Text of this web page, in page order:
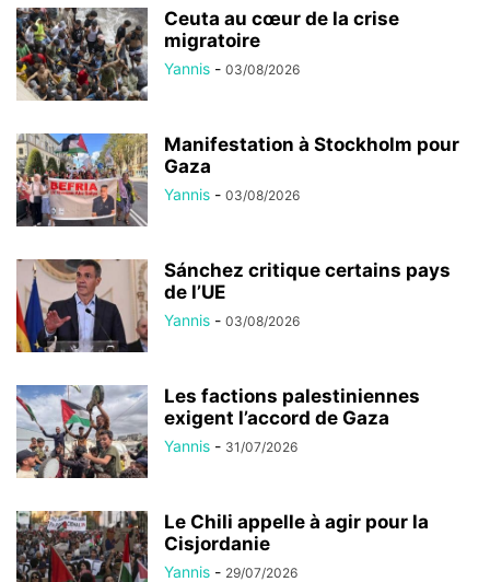
Ceuta au cœur de la crise
migratoire
Yannis - 03/08/2026
Manifestation à Stockholm pour
Gaza
Yannis - 03/08/2026
Sánchez critique certains pays
de l’UE
Yannis - 03/08/2026
Les factions palestiniennes
exigent l’accord de Gaza
Yannis - 31/07/2026
Le Chili appelle à agir pour la
Cisjordanie
Yannis - 29/07/2026